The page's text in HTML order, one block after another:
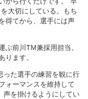
大切にしている。もち
得てから、選手には声
前川TM兼採用担当。
ります。
った選手の練習を観に行
ォーマンスを維持して
声を掛けるようにしてい